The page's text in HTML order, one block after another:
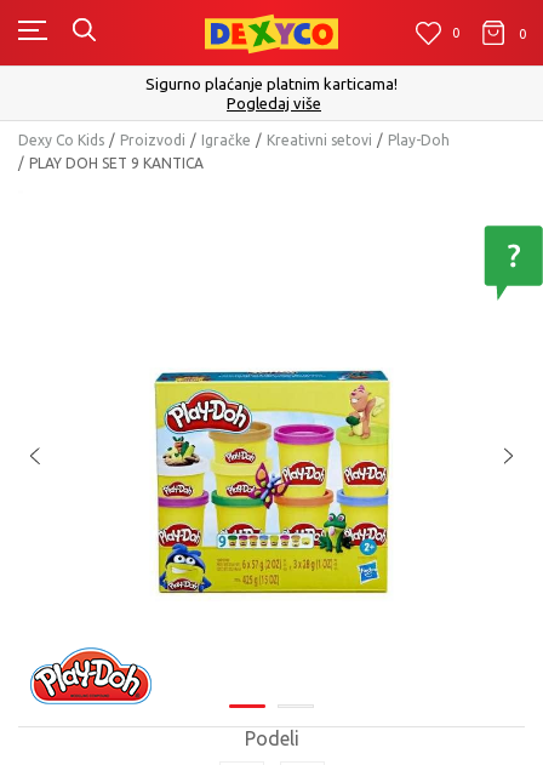
0 0
Sigurno plaćanje platnim karticama!
Pogledaj više
Dexy Co Kids Proizvodi Igračke Kreativni setovi
Play-Doh
PLAY DOH SET 9 KANTICA
Podeli